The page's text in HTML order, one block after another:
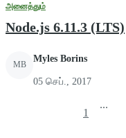
அனைத்தும்
Node.js 6.11.3 (LTS)
MB
Myles Borins
05 செப்., 2017
1
...